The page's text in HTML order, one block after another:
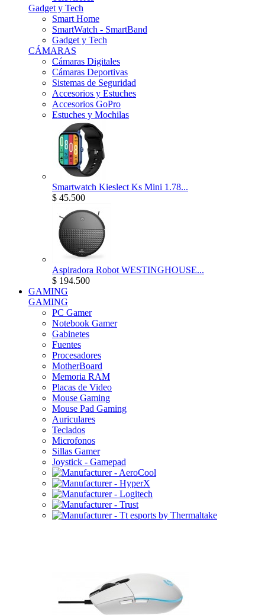
Gadget y Tech
Smart Home
SmartWatch - SmartBand
Gadget y Tech
CÁMARAS
Cámaras Digitales
Cámaras Deportivas
Sistemas de Seguridad
Accesorios y Estuches
Accesorios GoPro
Estuches y Mochilas
Smartwatch Kieslect Ks Mini 1.78...
$ 45.500
Aspiradora Robot WESTINGHOUSE...
$ 194.500
GAMING
GAMING
PC Gamer
Notebook Gamer
Gabinetes
Fuentes
Procesadores
MotherBoard
Memoria RAM
Placas de Video
Mouse Gaming
Mouse Pad Gaming
Auriculares
Teclados
Microfonos
Sillas Gamer
Joystick - Gamepad